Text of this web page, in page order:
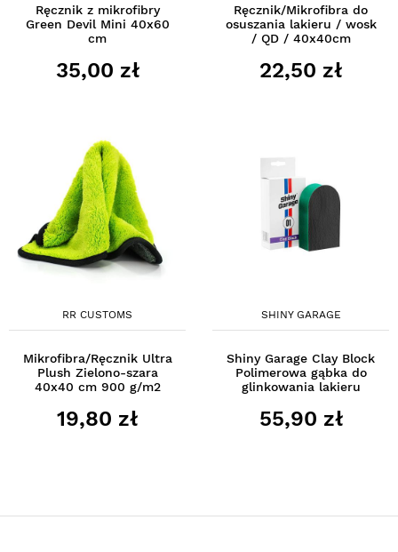
Ręcznik z mikrofibry
Green Devil Mini 40x60
cm
35,00 zł
Ręcznik/Mikrofibra do
osuszania lakieru / wosk
/ QD / 40x40cm
22,50 zł
RR CUSTOMS
Mikrofibra/Ręcznik Ultra
Plush Zielono-szara
40x40 cm 900 g/m2
19,80 zł
SHINY GARAGE
Shiny Garage Clay Block
Polimerowa gąbka do
glinkowania lakieru
55,90 zł